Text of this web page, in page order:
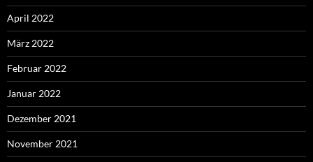
April 2022
März 2022
Februar 2022
Januar 2022
Dezember 2021
November 2021